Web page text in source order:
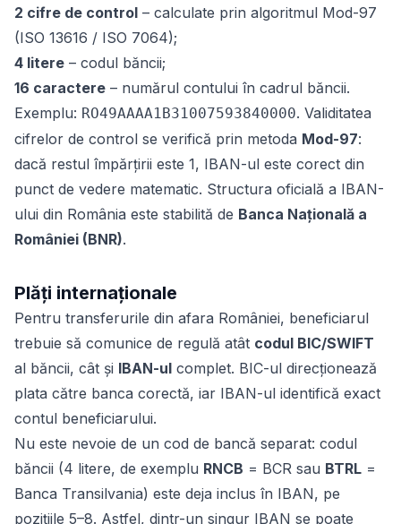
2 cifre de control – calculate prin algoritmul Mod-97
(ISO 13616 / ISO 7064);
4 litere – codul băncii;
16 caractere – numărul contului în cadrul băncii.
Exemplu: RO49AAAA1B31007593840000. Validitatea
cifrelor de control se verifică prin metoda Mod-97:
dacă restul împărțirii este 1, IBAN-ul este corect din
punct de vedere matematic. Structura oficială a IBAN-
ului din România este stabilită de Banca Națională a
României (BNR).
Plăți internaționale
Pentru transferurile din afara României, beneficiarul
trebuie să comunice de regulă atât codul BIC/SWIFT
al băncii, cât și IBAN-ul complet. BIC-ul direcționează
plata către banca corectă, iar IBAN-ul identifică exact
contul beneficiarului.
Nu este nevoie de un cod de bancă separat: codul
băncii (4 litere, de exemplu RNCB = BCR sau BTRL =
Banca Transilvania) este deja inclus în IBAN, pe
pozițiile 5–8. Astfel, dintr-un singur IBAN se poate